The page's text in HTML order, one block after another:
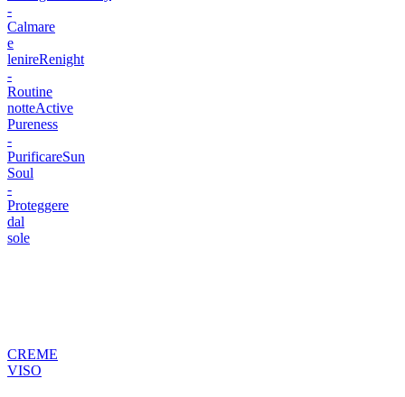
-
Calmare
e
lenireRenight
-
Routine
notteActive
Pureness
-
PurificareSun
Soul
-
Proteggere
dal
sole
CREME
VISO